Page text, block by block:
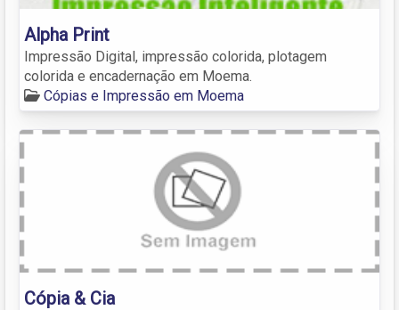
Alpha Print
Impressão Digital, impressão colorida, plotagem
colorida e encadernação em Moema.
Cópias e Impressão em Moema
Cópia & Cia